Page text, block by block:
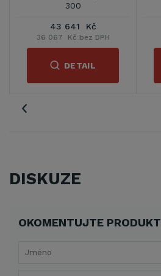
30 736 Kč bez DPH
DISKUZE
OKOMENTUJTE PRODUKT